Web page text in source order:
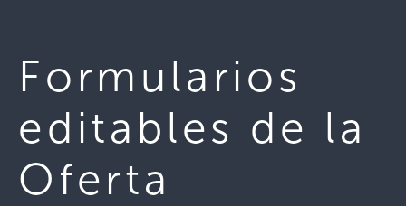
Formularios
editables de la
Oferta